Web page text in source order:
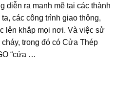
diễn ra mạnh mẽ tại các thành
các công trình giao thông,
lên khắp mọi nơi. Và việc sử
trong đó có Cửa Thép
“cửa …